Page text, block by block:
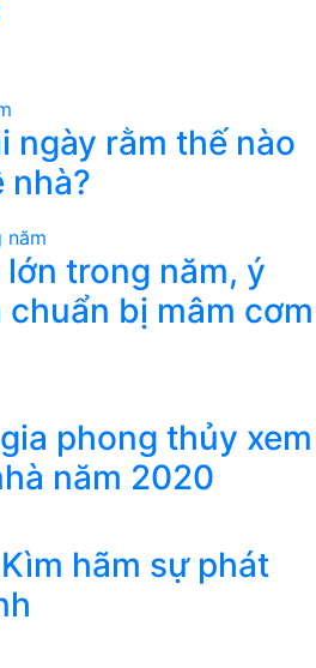
ngày rằm thế nào
nhà?
trong năm, ý
bị mâm cơm
phong thủy xem
năm 2020
hãm sự phát